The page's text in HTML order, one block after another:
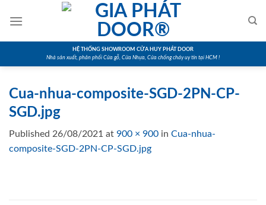
HỆ THỐNG SHOWROOM CỬA HUY PHÁT DOOR
Nhà sản xuất, phân phối Cửa gỗ, Cửa Nhựa, Cửa chống cháy uy tín tại HCM !
Cua-nhua-composite-SGD-2PN-CP-
SGD.jpg
Published 26/08/2021 at 900 × 900 in Cua-nhua-
composite-SGD-2PN-CP-SGD.jpg